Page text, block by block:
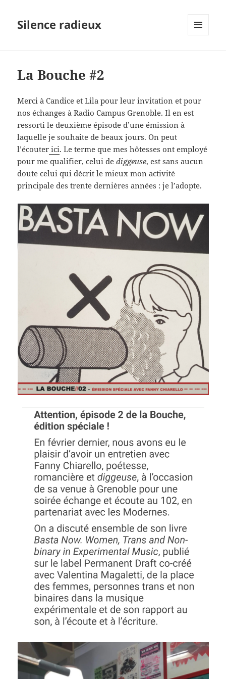
Silence radieux
La Bouche #2
Merci à Candice et Lila pour leur invitation et pour
nos échanges à Radio Campus Grenoble. Il en est
ressorti le deuxième épisode d’une émission à
laquelle je souhaite de beaux jours. On peut
l’écouter ici. Le terme que mes hôtesses ont employé
pour me qualifier, celui dediggeuse, est sans aucun
doute celui qui décrit le mieux mon activité
principale des trente dernières années : je l’adopte.